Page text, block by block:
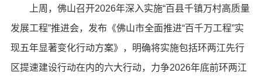
上周，佛山召开2026年深入实施“百县千镇万村高质量
发展工程”推进会，发布《佛山市全面推进“百千万工程”实
现五年显著变化行动方案》，明确将实施包括环两江先行
区提速建设行动在内的六大行动，力争2026年底前环两江